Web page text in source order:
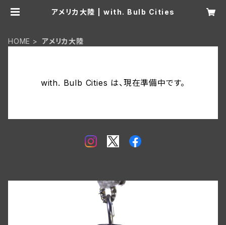
アメリカ大陸 | with. Bulb Cities
HOME アメリカ大陸
with. Bulb Cities は、現在準備中です。